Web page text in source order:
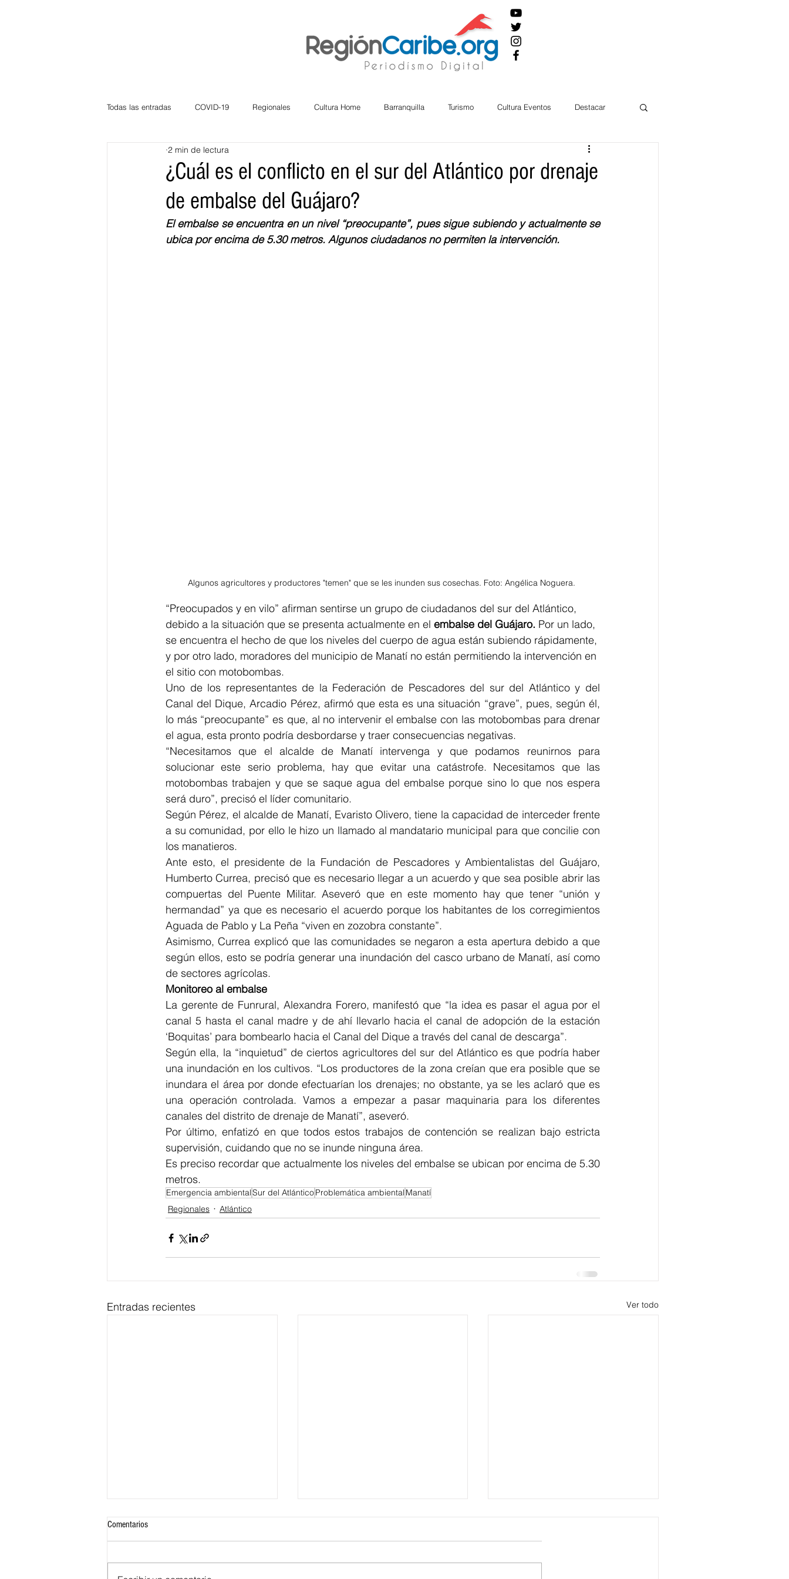
Todas las entradas COVID-19 Regionales Cultura Home Barranquilla Turismo Cultura Eventos Destacar
Atlántico
Bloggeros Hermanos Mayores Economía
Educación
¿Cuál es el conflicto en el sur del Atlántico por drenaje
de embalse del Guájaro?
2 min de lectura
El embalse se encuentra en un nivel “preocupante”, pues sigue subiendo y actualmente se
ubica por encima de 5.30 metros. Algunos ciudadanos no permiten la intervención.
Algunos agricultores y productores "temen" que se les inunden sus cosechas. Foto: Angélica Noguera.
“Preocupados y en vilo” afirman sentirse un grupo de ciudadanos del sur del Atlántico,
debido a la situación que se presenta actualmente en el embalse del Guájaro. Por un lado,
se encuentra el hecho de que los niveles del cuerpo de agua están subiendo rápidamente,
y por otro lado, moradores del municipio de Manatí no están permitiendo la intervención en
el sitio con motobombas.
Uno de los representantes de la Federación de Pescadores del sur del Atlántico y del
Canal del Dique, Arcadio Pérez, afirmó que esta es una situación “grave”, pues, según él,
lo más “preocupante” es que, al no intervenir el embalse con las motobombas para drenar
el agua, esta pronto podría desbordarse y traer consecuencias negativas.
“Necesitamos que el alcalde de Manatí intervenga y que podamos reunirnos para
solucionar este serio problema, hay que evitar una catástrofe. Necesitamos que las
motobombas trabajen y que se saque agua del embalse porque sino lo que nos espera
será duro”, precisó el líder comunitario.
Según Pérez, el alcalde de Manatí, Evaristo Olivero, tiene la capacidad de interceder frente
a su comunidad, por ello le hizo un llamado al mandatario municipal para que concilie con
los manatieros.
Ante esto, el presidente de la Fundación de Pescadores y Ambientalistas del Guájaro,
Humberto Currea, precisó que es necesario llegar a un acuerdo y que sea posible abrir las
compuertas del Puente Militar. Aseveró que en este momento hay que tener “unión y
hermandad” ya que es necesario el acuerdo porque los habitantes de los corregimientos
Aguada de Pablo y La Peña “viven en zozobra constante”.
Asimismo, Currea explicó que las comunidades se negaron a esta apertura debido a que
según ellos, esto se podría generar una inundación del casco urbano de Manatí, así como
de sectores agrícolas.
Monitoreo al embalse
La gerente de Funrural, Alexandra Forero, manifestó que “la idea es pasar el agua por el
canal 5 hasta el canal madre y de ahí llevarlo hacia el canal de adopción de la estación
‘Boquitas’ para bombearlo hacia el Canal del Dique a través del canal de descarga”.
Según ella, la “inquietud” de ciertos agricultores del sur del Atlántico es que podría haber
una inundación en los cultivos. “Los productores de la zona creían que era posible que se
inundara el área por donde efectuarían los drenajes; no obstante, ya se les aclaró que es
una operación controlada. Vamos a empezar a pasar maquinaria para los diferentes
canales del distrito de drenaje de Manatí”, aseveró.
Por último, enfatizó en que todos estos trabajos de contención se realizan bajo estricta
supervisión, cuidando que no se inunde ninguna área.
Es preciso recordar que actualmente los niveles del embalse se ubican por encima de 5.30
metros.
Emergencia ambientalSur del AtlánticoProblemática ambiental Manatí
Regionales
Atlántico
Entradas recientes Ver todo
Comentarios